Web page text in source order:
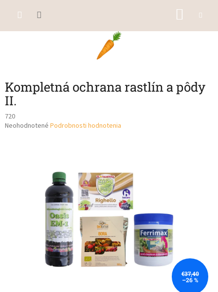
Kompletná ochrana rastlín a pôdy
II.
720
Priemerné
Neohodnotené Podrobnosti hodnotenia
€37,40
–26 %